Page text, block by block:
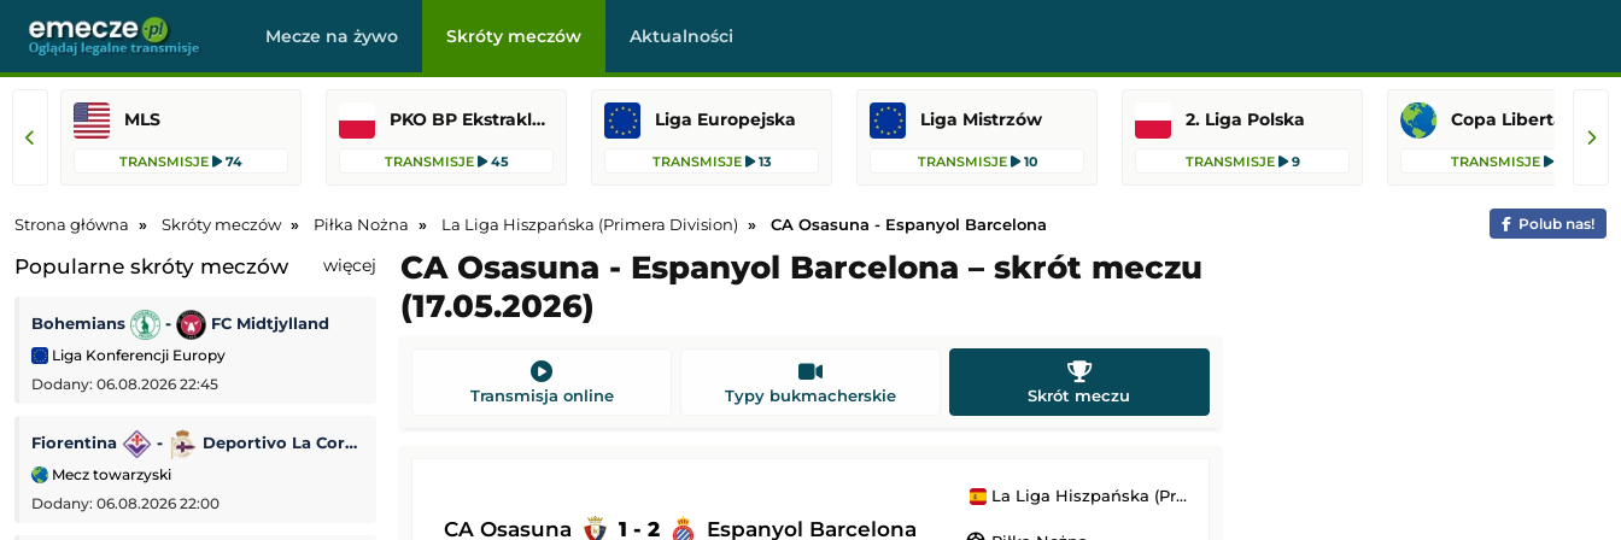
Mecze na żywo Skróty meczów Aktualności
MLS
TRANSMISJE 74
PKO BP Ekstraklasa
TRANSMISJE 45
Liga Europejska
TRANSMISJE 13
Liga Mistrzów
TRANSMISJE 10
2. Liga Polska
TRANSMISJE 9 TRANSMISJE 6
Strona główna Skróty meczów Piłka Nożna La Liga Hiszpańska (Primera Division) CA Osasuna - Espanyol Barcelona Polub nas!
Popularne skróty meczów więcej
Bohemians - FC Midtjylland
Liga Konferencji Europy
Dodany: 06.08.2026 22:45
Fiorentina - Deportivo La Coruña
Mecz towarzyski
Dodany: 06.08.2026 22:00
Dynamo Kijów -
Dodany: 06.08.2026 21:00 Dodany: 06.08.2026 20:00
CA Osasuna - Espanyol Barcelona – skrót meczu
(17.05.2026)
Transmisja online Typy bukmacherskie Skrót meczu
CA Osasuna 1 - 2 Espanyol Barcelona
La Liga Hiszpańska (Primera Division)